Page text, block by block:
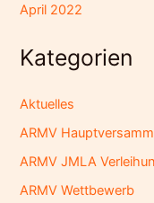
April 2022
Kategorien
Aktuelles
ARMV
ARMV JMLA
ARMV Wettbewerb